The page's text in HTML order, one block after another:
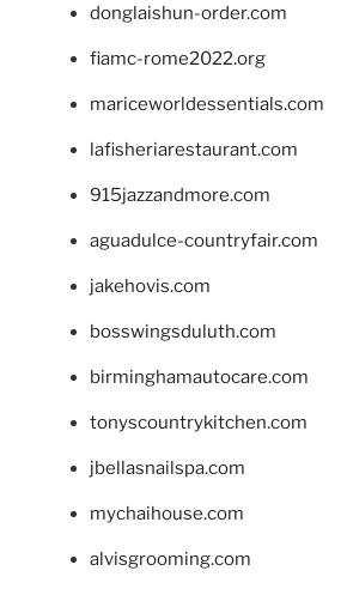
donglaishun-order.com
fiamc-rome2022.org
mariceworldessentials.com
lafisheriarestaurant.com
915jazzandmore.com
aguadulce-countryfair.com
jakehovis.com
bosswingsduluth.com
birminghamautocare.com
tonyscountrykitchen.com
jbellasnailspa.com
mychaihouse.com
alvisgrooming.com